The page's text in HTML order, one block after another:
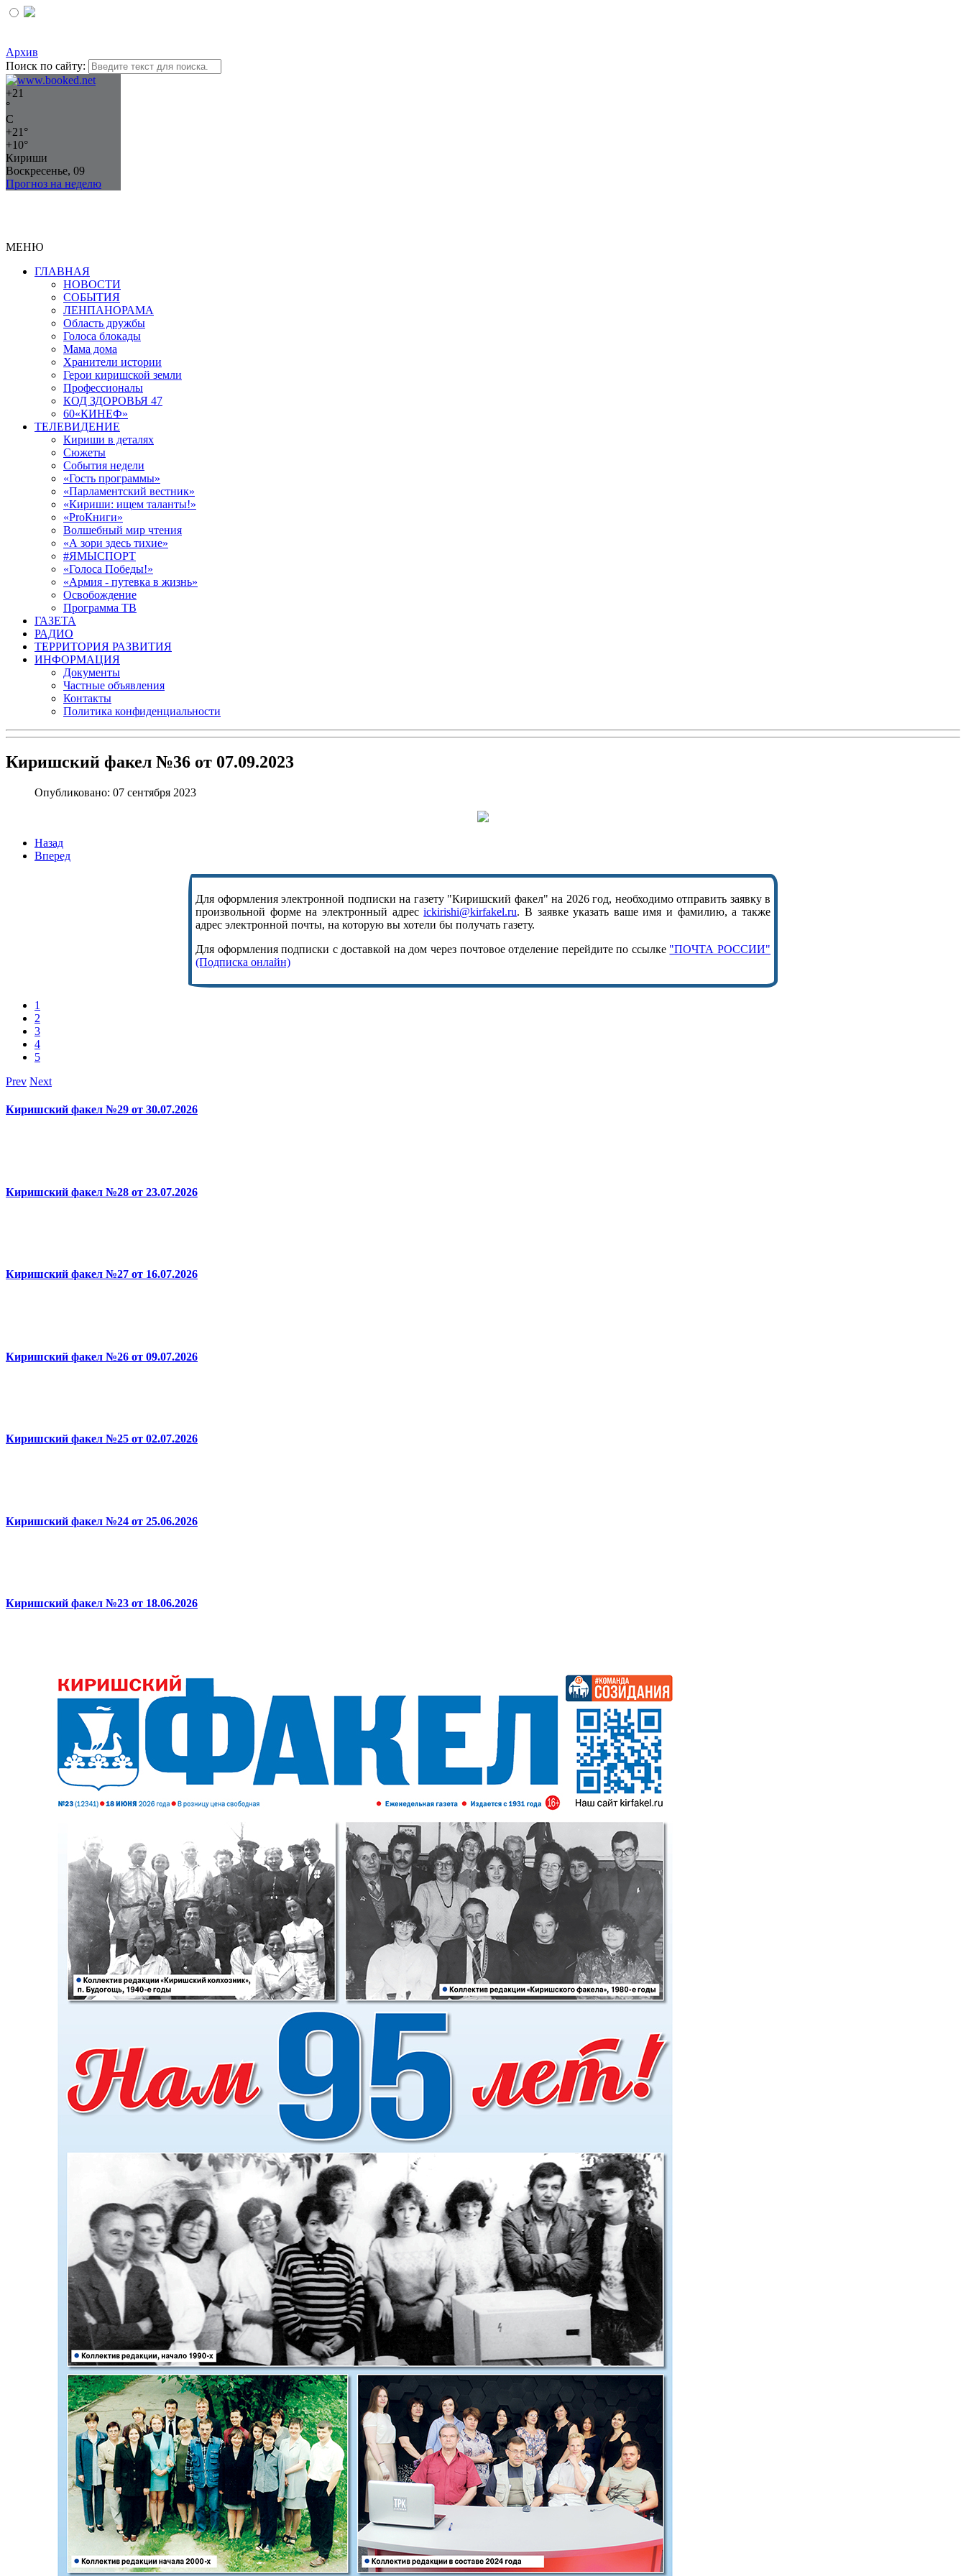
Архив
Поиск по сайту:
+21
°
C
+21°
+10°
Кириши
Воскресенье, 09
Прогноз на неделю
МЕНЮ
ГЛАВНАЯ
НОВОСТИ
СОБЫТИЯ
ЛЕНПАНОРАМА
Область дружбы
Голоса блокады
Мама дома
Хранители истории
Герои киришской земли
Профессионалы
КОД ЗДОРОВЬЯ 47
60«КИНЕФ»
ТЕЛЕВИДЕНИЕ
Кириши в деталях
Сюжеты
События недели
«Гость программы»
«Парламентский вестник»
«Кириши: ищем таланты!»
«ProКниги»
Волшебный мир чтения
«А зори здесь тихие»
#ЯМЫСПОРТ
«Голоса Победы!»
«Армия - путевка в жизнь»
Освобождение
Программа ТВ
ГАЗЕТА
РАДИО
ТЕРРИТОРИЯ РАЗВИТИЯ
ИНФОРМАЦИЯ
Документы
Частные объявления
Контакты
Политика конфиденциальности
Киришский факел №36 от 07.09.2023
Опубликовано: 07 сентября 2023
Назад
Вперед
Для оформления электронной подписки на газету "Киришский факел" на 2026 год, необходимо отправить заявку в
произвольной форме на электронный адресickirishi@kirfakel.ru. В заявке указать ваше имя и фамилию, а также
адрес электронной почты, на которую вы хотели бы получать газету.
Для оформления подписки с доставкой на дом через почтовое отделение перейдите по ссылке "ПОЧТА РОССИИ"
(Подписка онлайн)
1
2
3
4
5
Prev Next
Киришский факел №29 от 30.07.2026
Киришский факел №28 от 23.07.2026
Киришский факел №27 от 16.07.2026
Киришский факел №26 от 09.07.2026
Киришский факел №25 от 02.07.2026
Киришский факел №24 от 25.06.2026
Киришский факел №23 от 18.06.2026